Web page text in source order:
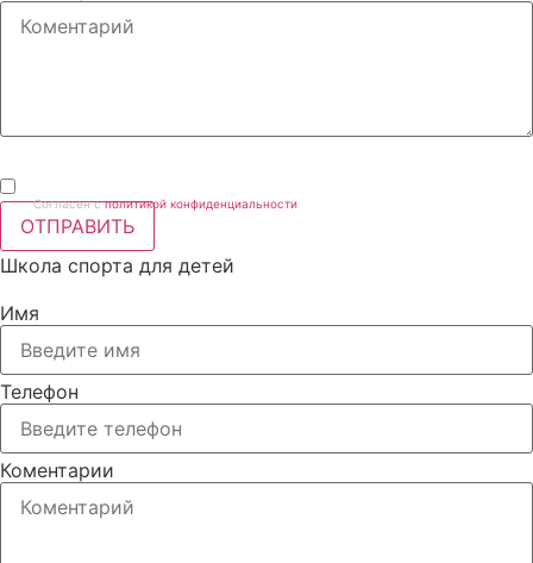
Согласен с политикой конфиденциальности
ОТПРАВИТЬ
Школа спорта для детей
Имя
Телефон
Коментарии